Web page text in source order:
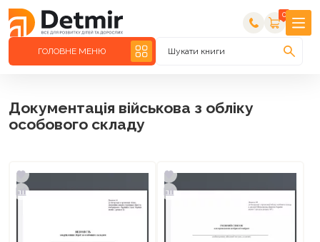
0
ГОЛОВНЕ МЕНЮ Шукати книги
Документація військова з обліку
особового складу